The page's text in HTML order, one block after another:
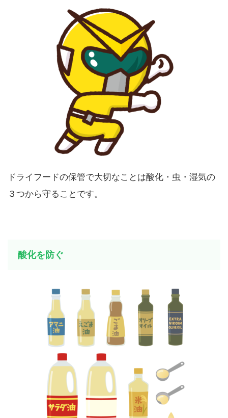
ドライフードの保管で大切なことは酸化・虫・湿気の
３つから守ることです。
酸化を防ぐ